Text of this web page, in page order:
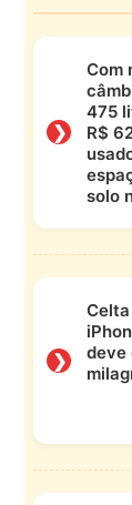
❯
Com
475
R$
solo
❯
deve